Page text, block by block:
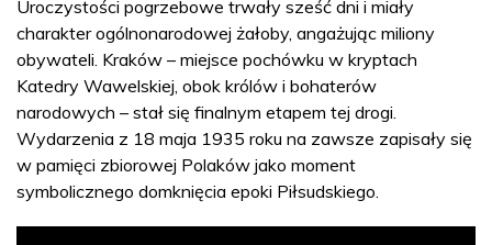
Uroczystości pogrzebowe trwały sześć dni i miały
charakter ogólnonarodowej żałoby, angażując miliony
obywateli. Kraków – miejsce pochówku w kryptach
Katedry Wawelskiej, obok królów i bohaterów
narodowych – stał się finalnym etapem tej drogi.
Wydarzenia z 18 maja 1935 roku na zawsze zapisały się
w pamięci zbiorowej Polaków jako moment
symbolicznego domknięcia epoki Piłsudskiego.